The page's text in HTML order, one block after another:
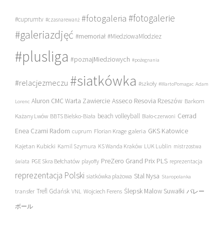
#cuprumtv #czasnarewanż #fotogaleria #fotogalerie
#galeriazdjęć #memoriał #MiedziowaMlodziez
#plusliga #poznajMiedziowych #pożegnania
#relacjezmeczu #siatkówka #szkoły #WartoPomagac Adam
Lorenc Aluron CMC Warta Zawiercie Asseco Resovia Rzeszów Barkom
Każany Lwów BBTS Bielsko-Biała beach volleyball Biało-czerwoni Cerrad
Enea Czarni Radom cuprum Florian Krage galeria GKS Katowice
Kajetan Kubicki Kamil Szymura KS Wanda Kraków LUK Lublin mistrzostwa
świata PGE Skra Bełchatów playoffy PreZero Grand Prix PLS reprezentacja
reprezentacja Polski siatkówka plażowa Stal Nysa Staropolanka
transfer Trefl Gdańsk VNL Wojciech Ferens Ślepsk Malow Suwałki バレー
ボール